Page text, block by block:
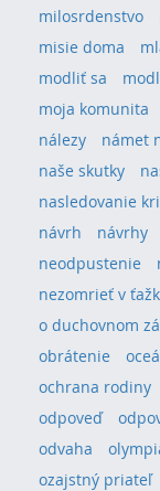
milosrdenstvo
misie doma
modliť sa
moja komunita
nálezy
námet
naše skutky
nasledovanie
návrh
návrhy
neodpustenie
nezomrieť v
o duchovnom
obrátenie
ochrana rodiny
odpoveď
odvaha
ozajstný priateľ